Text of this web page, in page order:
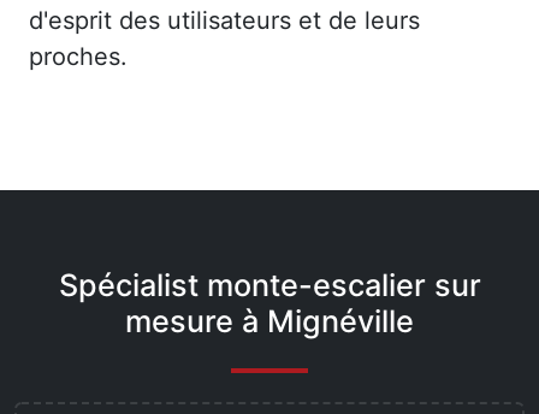
d'esprit des utilisateurs et de leurs
proches.
Spécialist monte-escalier sur
mesure à Mignéville